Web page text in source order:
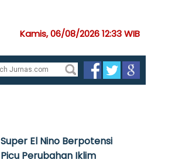
Kamis, 06/08/2026 12:33 WIB
Super El Nino Berpotensi
Picu Perubahan Iklim